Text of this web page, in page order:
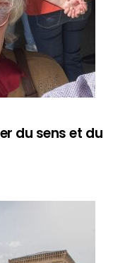
du sens et du